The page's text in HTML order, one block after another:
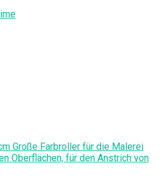
Große Farbroller für die Malerei
Oberflächen, für den Anstrich von